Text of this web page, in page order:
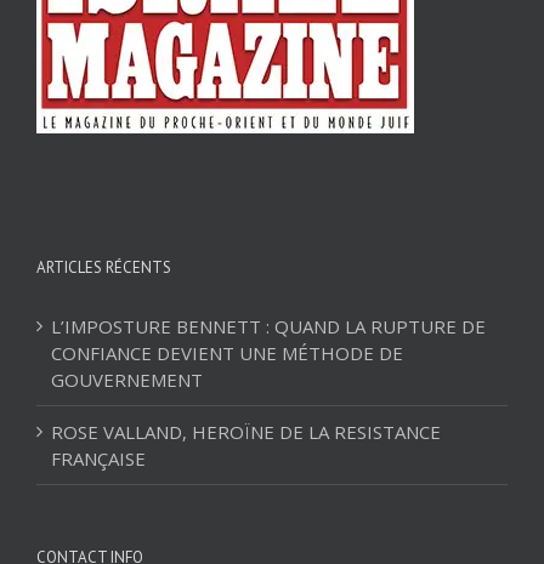
ARTICLES RÉCENTS
L’IMPOSTURE BENNETT : QUAND LA RUPTURE DE
CONFIANCE DEVIENT UNE MÉTHODE DE
GOUVERNEMENT
ROSE VALLAND, HEROÏNE DE LA RESISTANCE
FRANÇAISE
CONTACT INFO